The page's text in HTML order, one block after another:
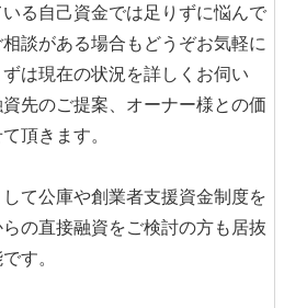
る自己資金では足りずに悩んで
談がある場合もどうぞお気軽に
は現在の状況を詳しくお伺い
先のご提案、オーナー様との価
頂きます。
て公庫や創業者支援資金制度を
の直接融資をご検討の方も居抜
す。